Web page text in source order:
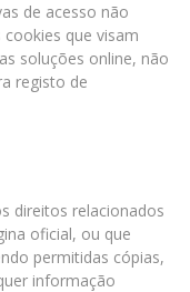
de acesso não
que visam
soluções online, não
registo de
direitos relacionados
oficial, ou que
permitidas cópias,
informação